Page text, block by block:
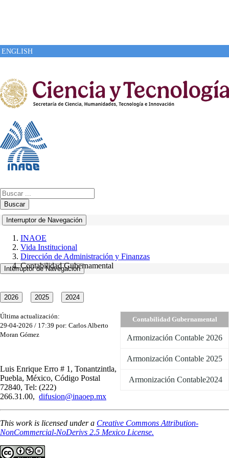
ENGLISH
Buscar
Interruptor de Navegación
INAOE
Vida Institucional
Dirección de Administración y Finanzas
Contabilidad Gubernamental
Interruptor de Navegación
Contabilidad Gubernamental
Armonización Contable 2026
Armonización Contable 2025
Armonización Contable2024
Última actualización:
29-04-2026 / 17:39 por: Carlos Alberto
Moran Gómez
Luis Enrique Erro # 1, Tonantzintla,
Puebla, México, Código Postal
72840, Tel: (222)
266.31.00, difusion@inaoep.mx
This work is licensed under a Creative Commons Attribution-
NonCommercial-NoDerivs 2.5 Mexico License.